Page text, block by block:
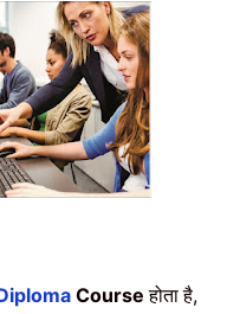
Courseहोता है,